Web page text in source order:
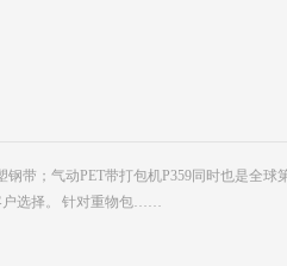
带；气动PET带打包机P359同时也是全
户选择。 针对重物包……